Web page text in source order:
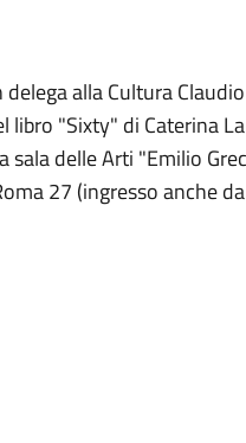
alla Cultura
"Sixty" di Caterina
sala delle Arti "Emilio
27 (ingresso anche